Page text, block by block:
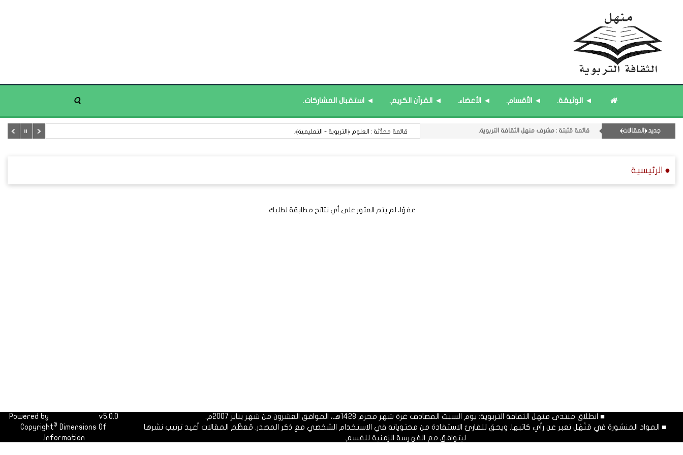
◄ الوثيقة. ◄ الأقسام. ◄ الأعضاء. ◄ القرآن الكريم. ◄ استقبال المشاركات.
جديد ﴿المقالات﴾
11- القسم الحادي عشر : ﴿اللقاءات الشخصية - الثقافة المتسلسلة﴾.
قائمة مُثبتة : مشرف منهل الثقافة التربوية. قائمة محدَّثة : العلوم ﴿التربوية - التعليمية﴾.
● الرئيسية
عفوًا، لم يتم العثور على أي نتائج مطابقة لطلبك.
■ انطلاق منتدى منهل الثقافة التربوية: يوم السبت المصادف غرة شهر محرم 1428هـ، الموافق العشرون من شهر يناير 2007م.
■ المواد المنشورة في مَنْهَل تعبر عن رأي كاتبها. ويحق للقارئ الاستفادة من محتوياته في الاستخدام الشخصي مع ذكر المصدر. مُعظَم المقالات أعيد ترتيب نشرها
ليتوافق مع الفهرسة الزمنية للقسم.
Powered by
v5.0.0
Copyright© Dimensions Of
Information.